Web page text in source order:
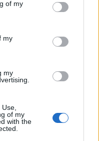
You may click to
its third-party tags to
in below Google
of my
my
my
of my
with the
σηκώνεσαι